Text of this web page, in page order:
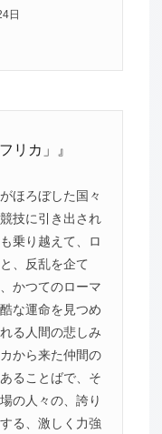
日
リカ」』
ほろぼした国々
技に引き出され
乗り越えて、ロ
、反乱を企て
かつてのローマ
な運命を見つめ
る人間の悲しみ
から来た仲間の
ることばで、そ
の人々の、誇り
る、激しく力強